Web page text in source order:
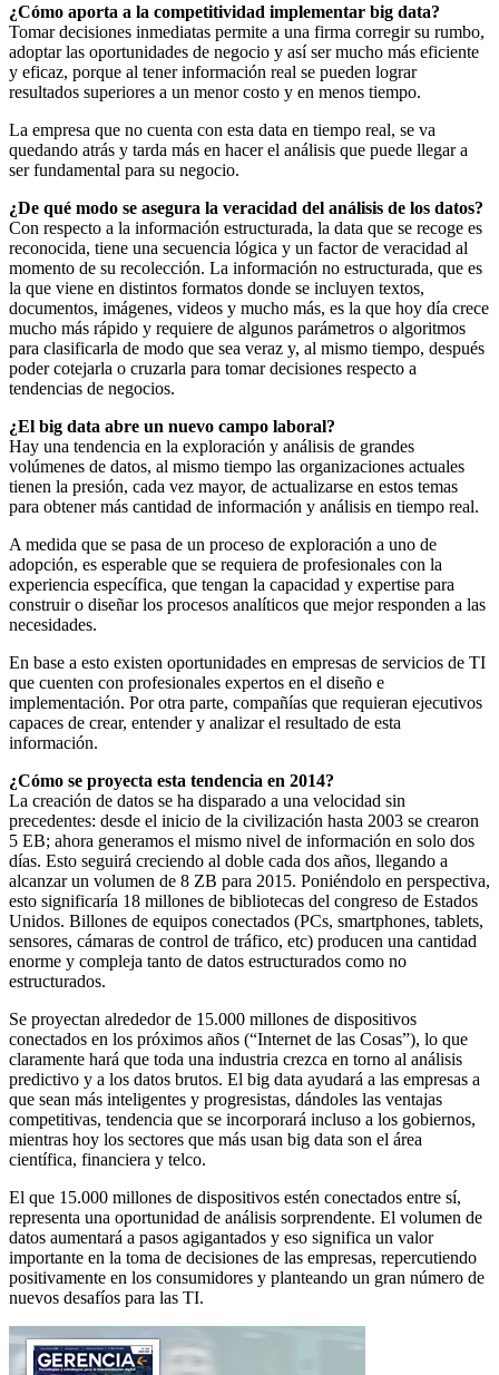
¿Cómo aporta a la competitividad implementar big data?
Tomar decisiones inmediatas permite a una firma corregir su rumbo,
adoptar las oportunidades de negocio y así ser mucho más eficiente
y eficaz, porque al tener información real se pueden lograr
resultados superiores a un menor costo y en menos tiempo.
La empresa que no cuenta con esta data en tiempo real, se va
quedando atrás y tarda más en hacer el análisis que puede llegar a
ser fundamental para su negocio.
¿De qué modo se asegura la veracidad del análisis de los datos?
Con respecto a la información estructurada, la data que se recoge es
reconocida, tiene una secuencia lógica y un factor de veracidad al
momento de su recolección. La información no estructurada, que es
la que viene en distintos formatos donde se incluyen textos,
documentos, imágenes, videos y mucho más, es la que hoy día crece
mucho más rápido y requiere de algunos parámetros o algoritmos
para clasificarla de modo que sea veraz y, al mismo tiempo, después
poder cotejarla o cruzarla para tomar decisiones respecto a
tendencias de negocios.
¿El big data abre un nuevo campo laboral?
Hay una tendencia en la exploración y análisis de grandes
volúmenes de datos, al mismo tiempo las organizaciones actuales
tienen la presión, cada vez mayor, de actualizarse en estos temas
para obtener más cantidad de información y análisis en tiempo real.
A medida que se pasa de un proceso de exploración a uno de
adopción, es esperable que se requiera de profesionales con la
experiencia específica, que tengan la capacidad y expertise para
construir o diseñar los procesos analíticos que mejor responden a las
necesidades.
En base a esto existen oportunidades en empresas de servicios de TI
que cuenten con profesionales expertos en el diseño e
implementación. Por otra parte, compañías que requieran ejecutivos
capaces de crear, entender y analizar el resultado de esta
información.
¿Cómo se proyecta esta tendencia en 2014?
La creación de datos se ha disparado a una velocidad sin
precedentes: desde el inicio de la civilización hasta 2003 se crearon
5 EB; ahora generamos el mismo nivel de información en solo dos
días. Esto seguirá creciendo al doble cada dos años, llegando a
alcanzar un volumen de 8 ZB para 2015. Poniéndolo en perspectiva,
esto significaría 18 millones de bibliotecas del congreso de Estados
Unidos. Billones de equipos conectados (PCs, smartphones, tablets,
sensores, cámaras de control de tráfico, etc) producen una cantidad
enorme y compleja tanto de datos estructurados como no
estructurados.
Se proyectan alrededor de 15.000 millones de dispositivos
conectados en los próximos años (“Internet de las Cosas”), lo que
claramente hará que toda una industria crezca en torno al análisis
predictivo y a los datos brutos. El big data ayudará a las empresas a
que sean más inteligentes y progresistas, dándoles las ventajas
competitivas, tendencia que se incorporará incluso a los gobiernos,
mientras hoy los sectores que más usan big data son el área
científica, financiera y telco.
El que 15.000 millones de dispositivos estén conectados entre sí,
representa una oportunidad de análisis sorprendente. El volumen de
datos aumentará a pasos agigantados y eso significa un valor
importante en la toma de decisiones de las empresas, repercutiendo
positivamente en los consumidores y planteando un gran número de
nuevos desafíos para las TI.